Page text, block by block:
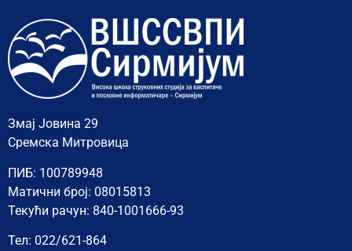
Змај Јовина 29
Сремска Митровица
ПИБ: 100789948
Матични број: 08015813
Текући рачун: 840-1001666-93
Тел: 022/621-864